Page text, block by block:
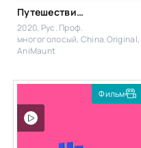
Путешествие к бессмертию
2020, Рус. Проф.
многоголосый, China.Original,
AniMaunt
Фильм